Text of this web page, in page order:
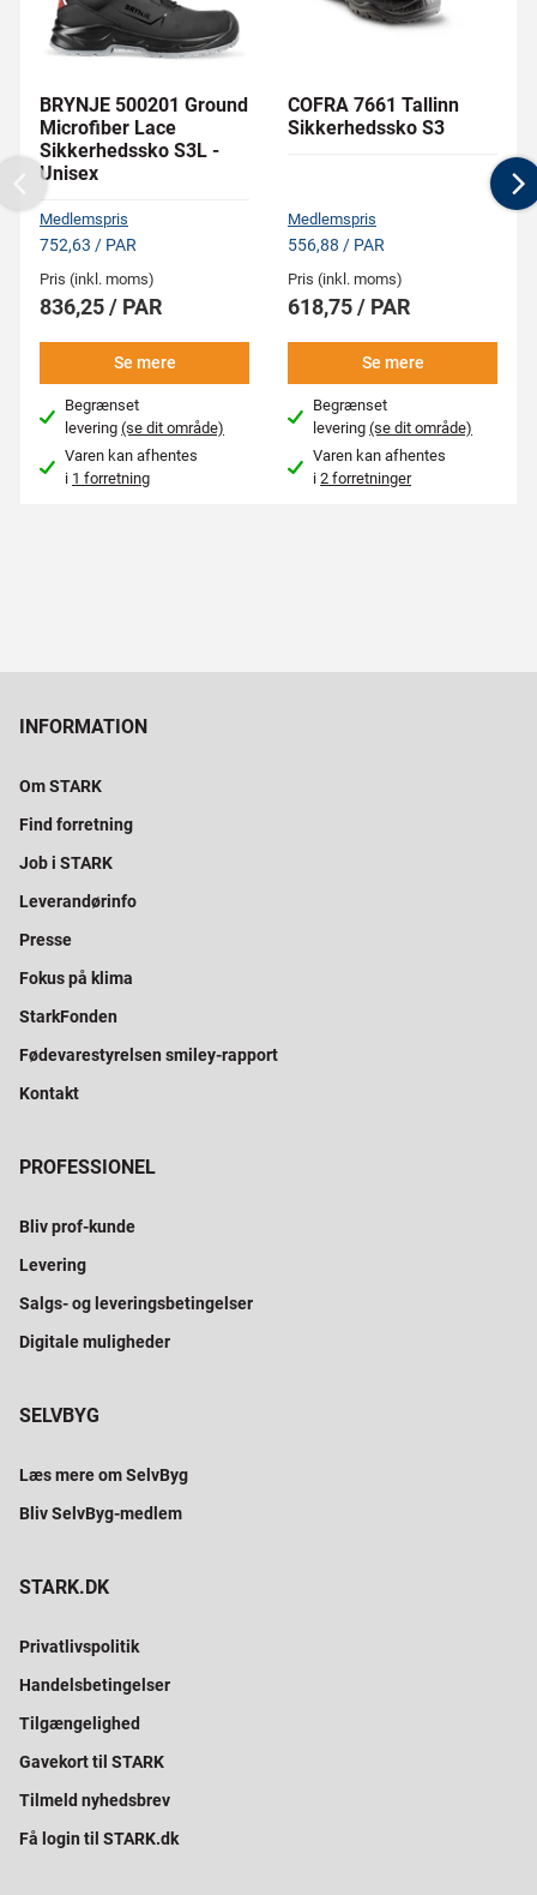
BRYNJE 500201 Ground
Microfiber Lace
Sikkerhedssko S3L -
Unisex
Medlemspris
752,63 / PAR
Pris (inkl. moms)
836,25 / PAR
Se mere
Begrænset
levering(se dit område)
Varen kan afhentes
i 1 forretning
COFRA 7661 Tallinn
Sikkerhedssko S3
Medlemspris
556,88 / PAR
Pris (inkl. moms)
618,75 / PAR
Se mere
Begrænset
levering(se dit område)
Varen kan afhentes
i2 forretninger
Previous
INFORMATION
Om STARK
Find forretning
Job i STARK
Leverandørinfo
Presse
Fokus på klima
StarkFonden
Fødevarestyrelsen smiley-rapport
Kontakt
PROFESSIONEL
Bliv prof-kunde
Levering
Salgs- og leveringsbetingelser
Digitale muligheder
SELVBYG
Læs mere om SelvByg
Bliv SelvByg-medlem
STARK.DK
Privatlivspolitik
Handelsbetingelser
Tilgængelighed
Gavekort til STARK
Tilmeld nyhedsbrev
Få login til STARK.dk